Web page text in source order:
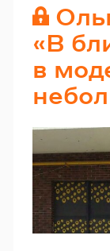
«В
в